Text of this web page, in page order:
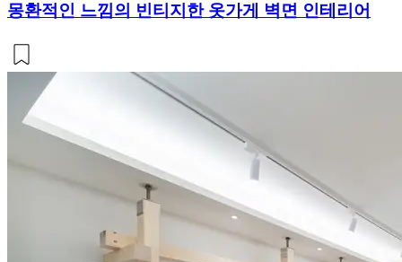
몽환적인 느낌의 빈티지한 옷가게 벽면 인테리어